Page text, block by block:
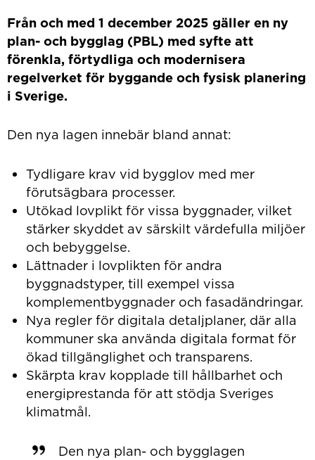
Från och med 1 december 2025 gäller en ny
plan- och bygglag (PBL) med syfte att
förenkla, förtydliga och modernisera
regelverket för byggande och fysisk planering
i Sverige.
Den nya lagen innebär bland annat:
Tydligare krav vid bygglov med mer
förutsägbara processer.
Utökad lovplikt för vissa byggnader, vilket
stärker skyddet av särskilt värdefulla miljöer
och bebyggelse.
Lättnader i lovplikten för andra
byggnadstyper, till exempel vissa
komplementbyggnader och fasadändringar.
Nya regler för digitala detaljplaner, där alla
kommuner ska använda digitala format för
ökad tillgänglighet och transparens.
Skärpta krav kopplade till hållbarhet och
energiprestanda för att stödja Sveriges
klimatmål.
Den nya plan- och bygglagen